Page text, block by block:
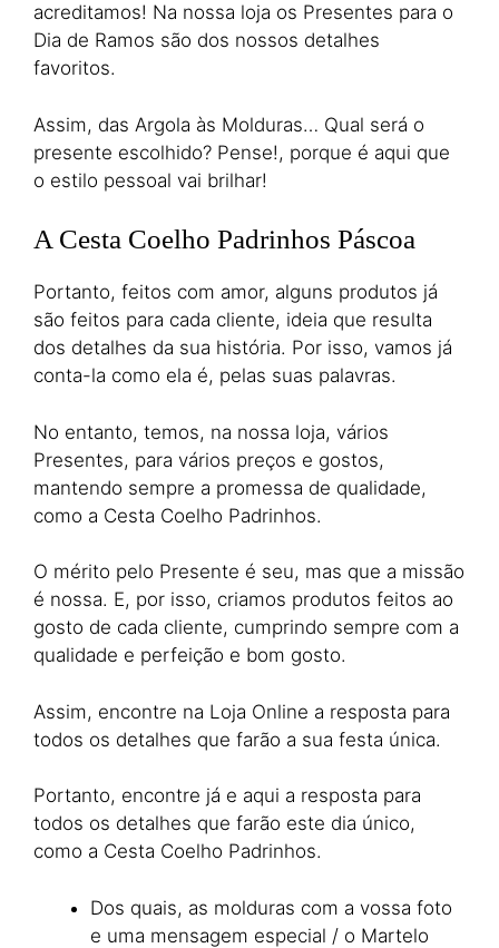
acreditamos! Na nossa loja os Presentes para o
Dia de Ramos são dos nossos detalhes
favoritos.
Assim, das Argola às Molduras… Qual será o
presente escolhido? Pense!, porque é aqui que
o estilo pessoal vai brilhar!
A Cesta Coelho Padrinhos Páscoa
Portanto, feitos com amor, alguns produtos já
são feitos para cada cliente, ideia que resulta
dos detalhes da sua história. Por isso, vamos já
conta-la como ela é, pelas suas palavras.
No entanto, temos, na nossa loja, vários
Presentes, para vários preços e gostos,
mantendo sempre a promessa de qualidade,
como a Cesta Coelho Padrinhos.
O mérito pelo Presente é seu, mas que a missão
é nossa. E, por isso, criamos produtos feitos ao
gosto de cada cliente, cumprindo sempre com a
qualidade e perfeição e bom gosto.
Assim, encontre na Loja Online a resposta para
todos os detalhes que farão a sua festa única.
Portanto, encontre já e aqui a resposta para
todos os detalhes que farão este dia único,
como a Cesta Coelho Padrinhos.
Dos quais, as molduras com a vossa foto
e uma mensagem especial / o Martelo